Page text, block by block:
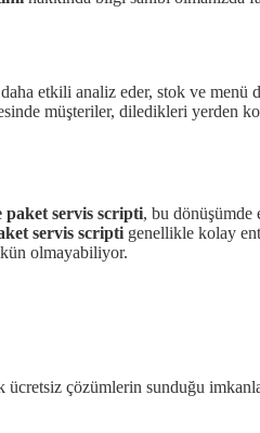
etkili analiz eder, stok ve menü
müşteriler, diledikleri yerden
paket servis scripti, bu
servis scripti genellikle kolay
olmayabiliyor.
çözümlerin sunduğu